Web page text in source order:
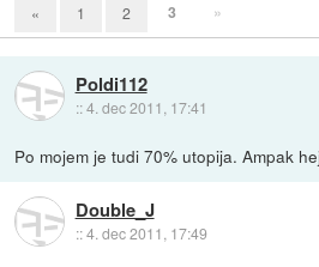
« 1 2 3 »
Poldi112
::4. dec 2011, 17:41
Po mojem je tudi 70% utopija. Ampak
Double_J
::4. dec 2011, 17:49